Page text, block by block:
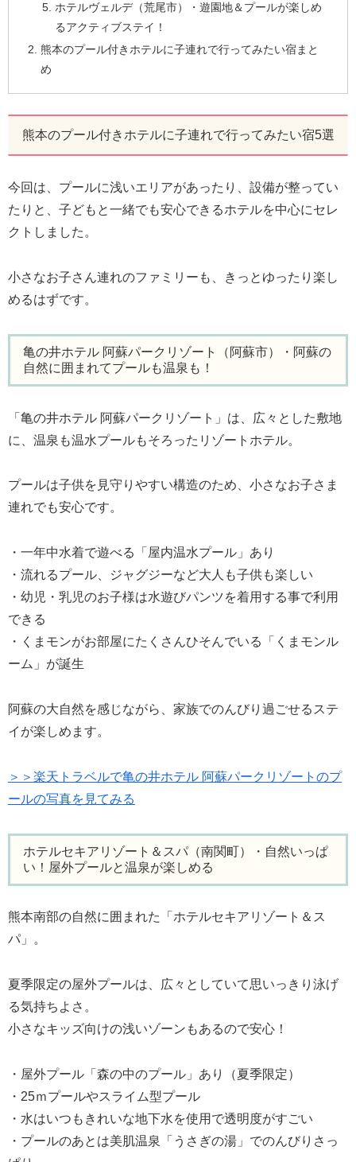
ホテルヴェルデ（荒尾市）・遊園地＆プールが楽しめ
るアクティブステイ！
熊本のプール付きホテルに子連れで行ってみたい宿まと
め
熊本のプール付きホテルに子連れで行ってみたい宿5選
今回は、プールに浅いエリアがあったり、設備が整ってい
たりと、子どもと一緒でも安心できるホテルを中心にセレ
クトしました。
小さなお子さん連れのファミリーも、きっとゆったり楽し
めるはずです。
亀の井ホテル 阿蘇パークリゾート（阿蘇市）・阿蘇の
自然に囲まれてプールも温泉も！
「亀の井ホテル 阿蘇パークリゾート」は、広々とした敷地
に、温泉も温水プールもそろったリゾートホテル。
プールは子供を見守りやすい構造のため、小さなお子さま
連れでも安心です。
・一年中水着で遊べる「屋内温水プール」あり
・流れるプール、ジャグジーなど大人も子供も楽しい
・幼児・乳児のお子様は水遊びパンツを着用する事で利用
できる
・くまモンがお部屋にたくさんひそんでいる「くまモンル
ーム」が誕生
阿蘇の大自然を感じながら、家族でのんびり過ごせるステ
イが楽しめます。
＞＞楽天トラベルで亀の井ホテル 阿蘇パークリゾートのプ
ールの写真を見てみる
ホテルセキアリゾート＆スパ（南関町）・自然いっぱ
い！屋外プールと温泉が楽しめる
熊本南部の自然に囲まれた「ホテルセキアリゾート＆ス
パ」。
夏季限定の屋外プールは、広々としていて思いっきり泳げ
る気持ちよさ。
小さなキッズ向けの浅いゾーンもあるので安心！
・屋外プール「森の中のプール」あり（夏季限定）
・25ｍプールやスライム型プール
・水はいつもきれいな地下水を使用で透明度がすごい
・プールのあとは美肌温泉「うさぎの湯」でのんびりさっ